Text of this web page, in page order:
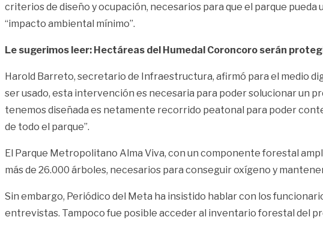
criterios de diseño y ocupación, necesarios para que el parque
“impacto ambiental mínimo”.
Le sugerimos leer: Hectáreas del Humedal Coroncoro serán
Harold Barreto, secretario de Infraestructura, afirmó para el medio
ser usado, esta intervención es necesaria para poder solucionar un
tenemos diseñada es netamente recorrido peatonal para poder
de todo el parque”.
El Parque Metropolitano Alma Viva, con un componente forestal
más de 26.000 árboles, necesarios para conseguir oxígeno y
Sin embargo, Periódico del Meta ha insistido hablar con los
entrevistas. Tampoco fue posible acceder al inventario forestal del